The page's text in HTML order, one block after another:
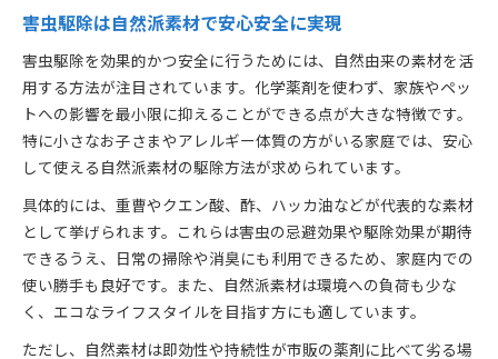
害虫駆除は自然派素材で安心安全に実現
害虫駆除を効果的かつ安全に行うためには、自然由来の素材を活
用する方法が注目されています。化学薬剤を使わず、家族やペッ
トへの影響を最小限に抑えることができる点が大きな特徴です。
特に小さなお子さまやアレルギー体質の方がいる家庭では、安心
して使える自然派素材の駆除方法が求められています。
具体的には、重曹やクエン酸、酢、ハッカ油などが代表的な素材
として挙げられます。これらは害虫の忌避効果や駆除効果が期待
できるうえ、日常の掃除や消臭にも利用できるため、家庭内での
使い勝手も良好です。また、自然派素材は環境への負荷も少な
く、エコなライフスタイルを目指す方にも適しています。
ただし、自然素材は即効性や持続性が市販の薬剤に比べて劣る場